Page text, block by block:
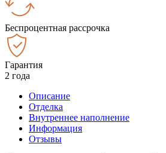
Беспроцентная рассрочка
Гарантия
2 года
Описание
Отделка
Внутреннее наполнение
Информация
Отзывы